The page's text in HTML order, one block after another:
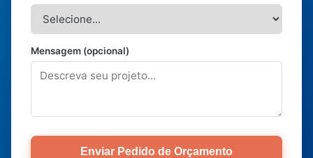
Mensagem (opcional)
Enviar Pedido de Orçamento